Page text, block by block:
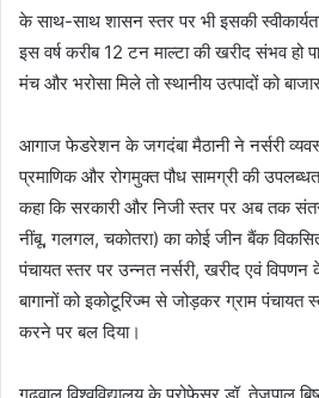
के साथ-साथ शासन स्तर पर भी इसकी
इस वर्ष करीब 12 टन माल्टा की खरीद संभव हो
मंच और भरोसा मिले तो स्थानीय उत्पादों को
आगाज फेडरेशन के जगदंबा मैठानी ने नर्सरी
प्रमाणिक और रोगमुक्त पौध सामग्री की
कहा कि सरकारी और निजी स्तर पर अब तक
नींबू, गलगल, चकोतरा) का कोई जीन बैंक
पंचायत स्तर पर उन्नत नर्सरी, खरीद एवं
बागानों को इकोटूरिज्म से जोड़कर ग्राम पंचायत
करने पर बल दिया।